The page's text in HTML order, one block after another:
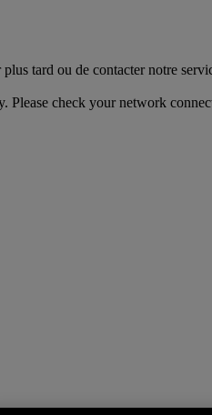
tard ou de contacter notre
check your network